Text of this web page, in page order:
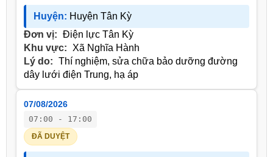
Huyện: Huyện Tân Kỳ
Đơn vị: Điện lực Tân Kỳ
Khu vực:
Xã Nghĩa Hành
Lý do: Thí nghiệm, sửa chữa bảo dưỡng đường
dây lưới điện Trung, hạ áp
07/08/2026
07:00 - 17:00
ĐÃ DUYỆT